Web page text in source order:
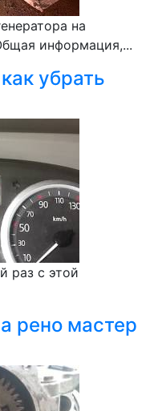
на
информация,...
убрать
раз с этой
рено мастер